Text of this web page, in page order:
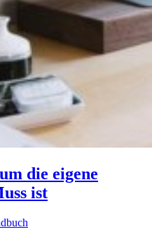
die eigene
ist